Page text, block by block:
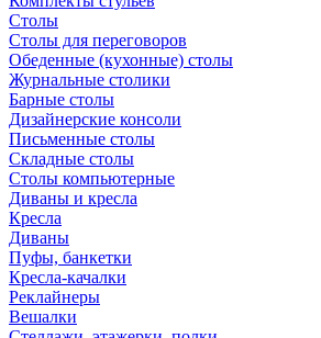
Столы
Столы для переговоров
Обеденные (кухонные) столы
Журнальные столики
Барные столы
Дизайнерские консоли
Письменные столы
Складные столы
Столы компьютерные
Диваны и кресла
Кресла
Диваны
Пуфы, банкетки
Кресла-качалки
Реклайнеры
Вешалки